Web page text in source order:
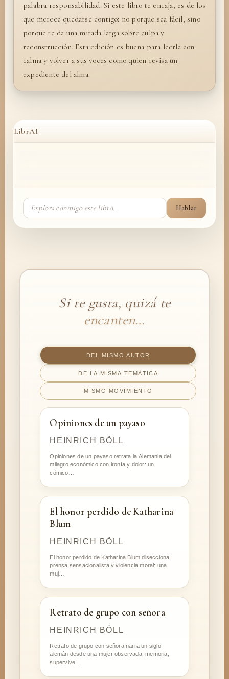
palabra responsabilidad. Si este libro te encaja, es de los
que merece quedarse contigo: no porque sea fácil, sino
porque te da una mirada larga sobre culpa y
reconstrucción. Esta edición es buena para leerla con
calma y volver a sus voces como quien revisa un
expediente del alma.
LibrAI
Hablar
Si te gusta, quizá te
encanten…
DEL MISMO AUTOR
DE LA MISMA TEMÁTICA
MISMO MOVIMIENTO
Opiniones de un payaso
HEINRICH BÖLL
Opiniones de un payaso retrata la Alemania del
milagro económico con ironía y dolor: un
cómico…
El honor perdido de Katharina
Blum
HEINRICH BÖLL
El honor perdido de Katharina Blum disecciona
prensa sensacionalista y violencia moral: una
muj…
Retrato de grupo con señora
HEINRICH BÖLL
Retrato de grupo con señora narra un siglo
alemán desde una mujer observada: memoria,
supervive…